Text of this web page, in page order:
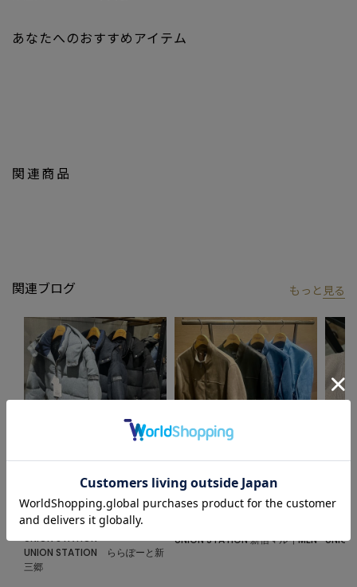
【Prosperity/プロスペリティ】
ファッション性、機能性、使いやすさに溢れたバッグブランドで
肩ひじを張らずに自分に合ったおしゃれを楽しめる、きれいめス
タイルを提案します。
私たちは服を通してみなさまの心が明るくなったりワクワクした
り、ささやかな高揚感を感じていただけるような”おしゃれ着”を
お届けします。
らかじめご了承ください。
あります。予めご了承の上、ご注文ください。
※屋外での撮影画像は光の加減で、実際の商品より明るく見える
場合があります。商品の色味は生地アップ・スタジオ撮影の画像
をご参考ください。
関連商品
あなたへのおすすめアイテム
関連ブログ もっと 見る
【PRO-SPERITY/UNION
STATION】メランジカルゼ中綿フ
ーデッドブルゾン
UNION STATION
UNION STATION ららぽーと新
三郷
ストレッチフェイクスエードスタン
ドカラーブルゾン
UNION STATION 新宿マルイMEN
ィガン